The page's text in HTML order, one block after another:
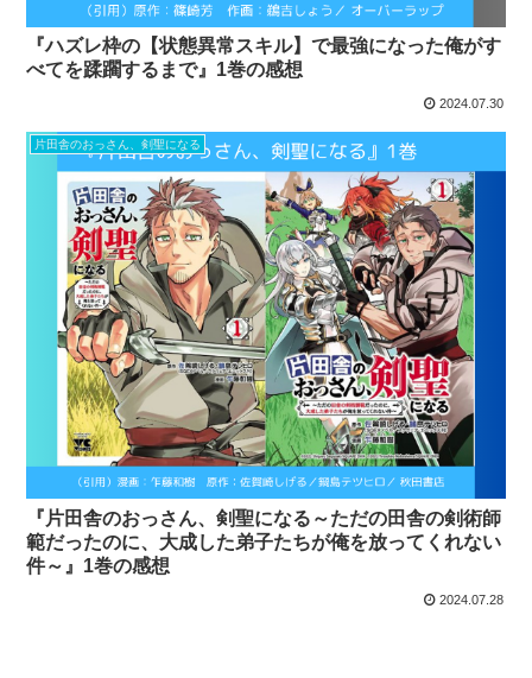
『ハズレ枠の【状態異常スキル】で最強になった俺がす
べてを蹂躙するまで』1巻の感想
2024.07.30
片田舎のおっさん、剣聖になる
『片田舎のおっさん、剣聖になる～ただの田舎の剣術師
範だったのに、大成した弟子たちが俺を放ってくれない
件～』1巻の感想
2024.07.28